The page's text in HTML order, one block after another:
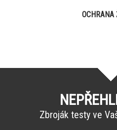
OCHRANA
Zbroják testy ve